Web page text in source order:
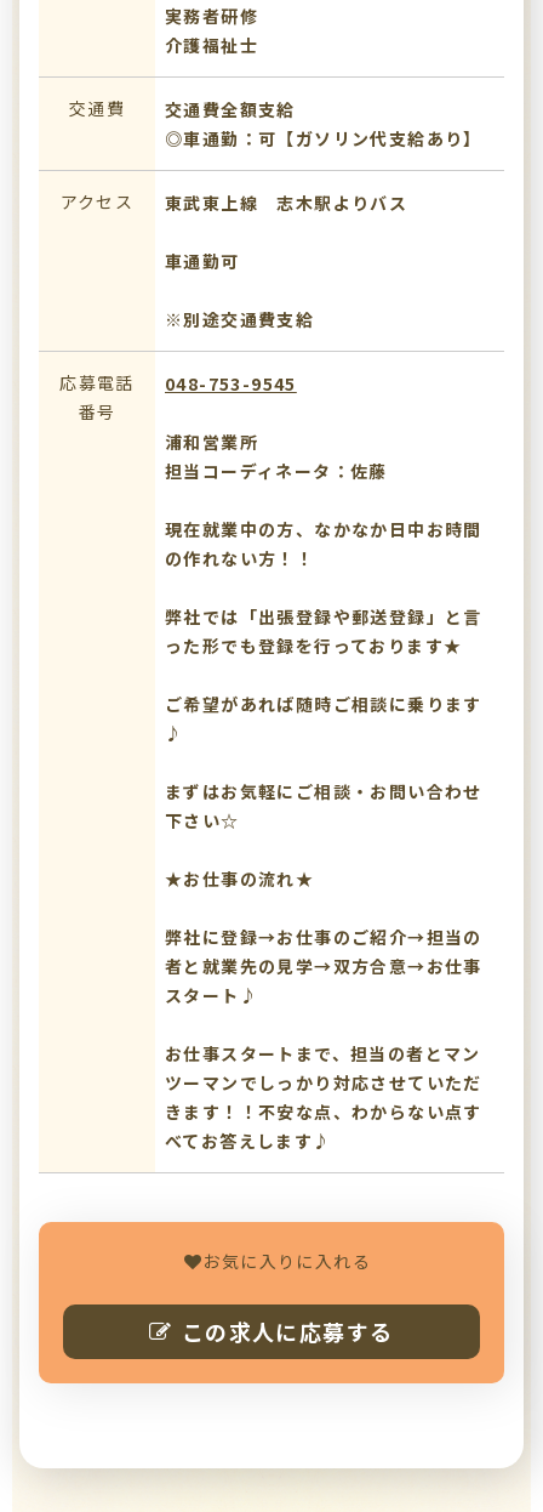
実務者研修
介護福祉士
交通費
交通費全額支給
◎車通勤：可【ガソリン代支給あり】
アクセス 東武東上線 志木駅よりバス
車通勤可
※別途交通費支給
応募電話
番号
048-753-9545
浦和営業所
担当コーディネータ：佐藤
現在就業中の方、なかなか日中お時間
の作れない方！！
弊社では「出張登録や郵送登録」と言
った形でも登録を行っております★
ご希望があれば随時ご相談に乗ります
♪
まずはお気軽にご相談・お問い合わせ
下さい☆
★お仕事の流れ★
弊社に登録→お仕事のご紹介→担当の
者と就業先の見学→双方合意→お仕事
スタート♪
お仕事スタートまで、担当の者とマン
ツーマンでしっかり対応させていただ
きます！！不安な点、わからない点す
べてお答えします♪
お気に入りに入れる
この求人に応募する